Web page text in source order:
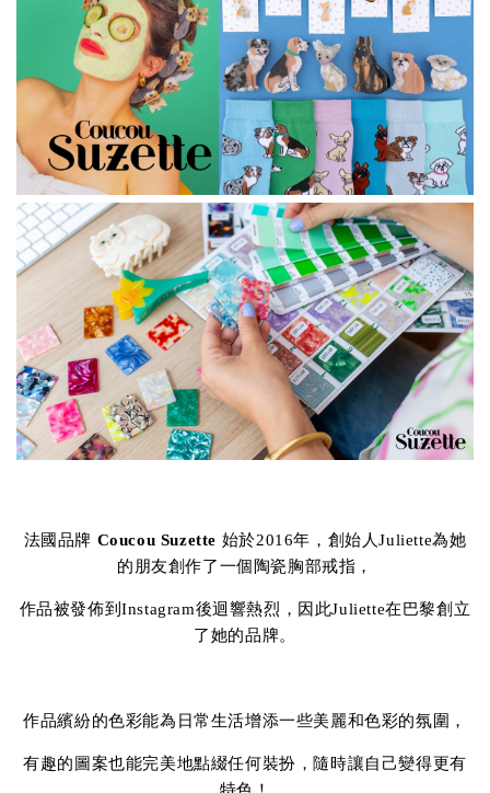
法國品牌 Coucou Suzette 始於2016年，創始人Juliette為她
的朋友創作了一個陶瓷胸部戒指，
作品被發佈到Instagram後迴響熱烈，因此Juliette在巴黎創立
了她的品牌。
作品繽紛的色彩能為日常生活增添一些美麗和色彩的氛圍，
有趣的圖案也能完美地點綴任何裝扮，隨時讓自己變得更有